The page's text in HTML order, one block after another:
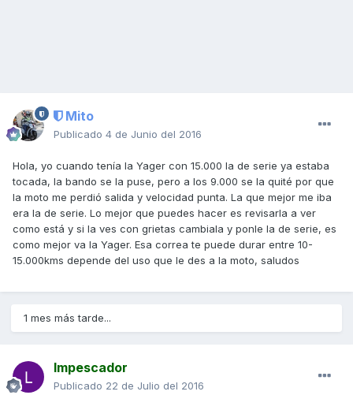
Mito
Publicado 4 de Junio del 2016
Hola, yo cuando tenía la Yager con 15.000 la de serie ya estaba
tocada, la bando se la puse, pero a los 9.000 se la quité por que
la moto me perdió salida y velocidad punta. La que mejor me iba
era la de serie. Lo mejor que puedes hacer es revisarla a ver
como está y si la ves con grietas cambiala y ponle la de serie, es
como mejor va la Yager. Esa correa te puede durar entre 10-
15.000kms depende del uso que le des a la moto, saludos
1 mes más tarde...
lmpescador
Publicado 22 de Julio del 2016